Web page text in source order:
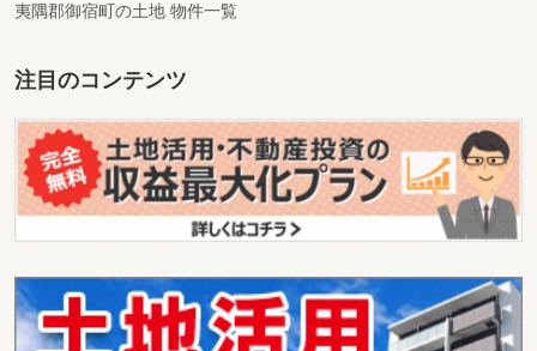
夷隅郡御宿町の土地 物件一覧
注目のコンテンツ